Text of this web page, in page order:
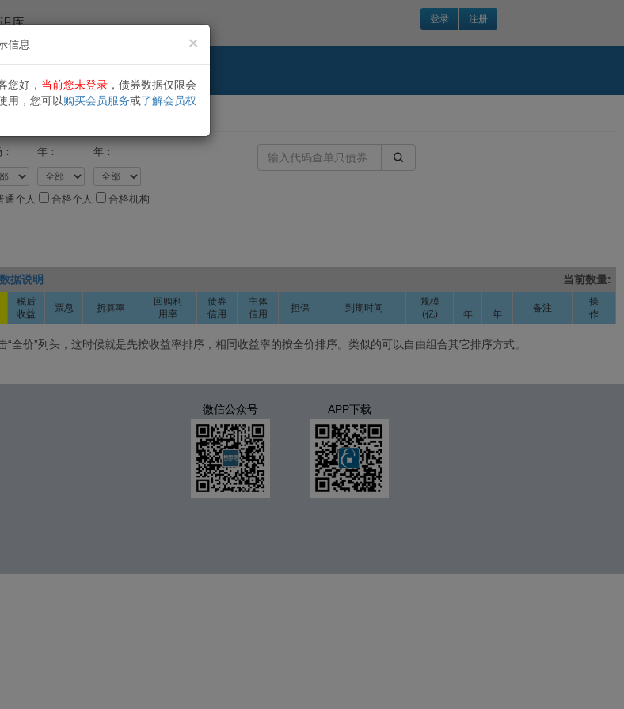
库 登录 注册
封闭基金
ETF
LOF
年：
年：
通个人 合格个人 合格机构

据说明 当前数量:
税后
收益
票息 折算率
回购利
用率
债券
信用
主体
信用
担保 到期时间
规模
(亿)
年 年
备注
操
作
价”列头，这时候就是先按收益率排序，相同收益率的按全价排序。类似的可以自由组合其它排序方式。
微信公众号 APP下载
×
信息
您好， 当前您未登录 ，债券数据仅限会
用，您可以购买会员服务或了解会员权